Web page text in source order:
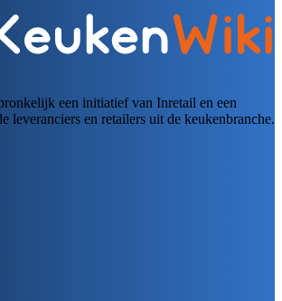
een initiatief van Inretail en een
leveranciers en retailers uit de keukenbranche.